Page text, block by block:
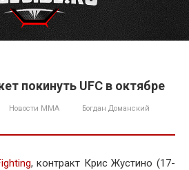
покинуть UFC в октябре
Новости ММА Богдан Доманский
, контракт Крис Жустино (17-